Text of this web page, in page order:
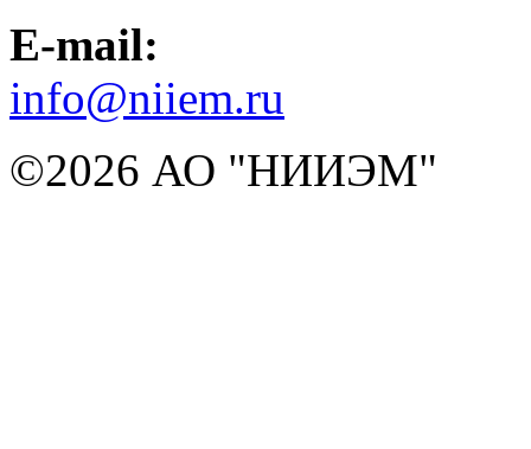
E-mail:
info@niiem.ru
©2026 АО "НИИЭМ"